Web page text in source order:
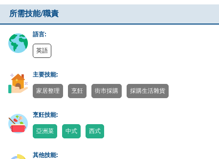
所需技能/職責
語言:
英語
主要技能:
家居整理 烹飪 街市採購 採購生活雜貨
烹飪技能:
亞洲菜 中式 西式
其他技能: